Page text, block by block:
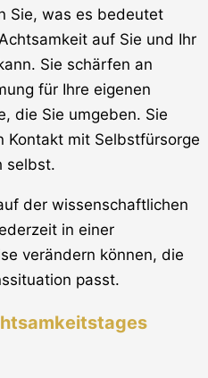
Sie, was es bedeutet
auf Sie und Ihr
Sie schärfen an
für Ihre eigenen
die Sie umgeben. Sie
Kontakt mit Selbstfürsorge
selbst.
der wissenschaftlichen
in einer
verändern können, die
passt.